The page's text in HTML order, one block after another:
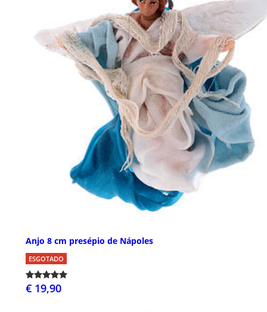
Anjo 8 cm presépio de Nápoles
ESGOTADO
€ 19,90